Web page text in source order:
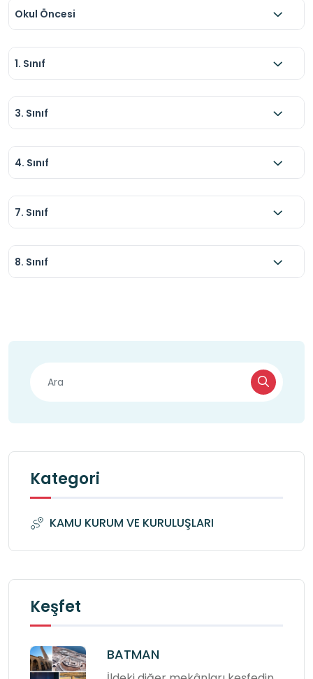
Okul Öncesi
1. Sınıf
3. Sınıf
4. Sınıf
7. Sınıf
8. Sınıf
Kategori
KAMU KURUM VE KURULUŞLARI
Keşfet
BATMAN